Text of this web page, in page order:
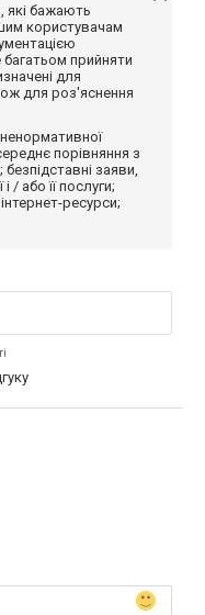
які бажають
користувачам
прийняти
для
для роз'яснення
порівняння з
заяви,
/ або її послуги;
ресурси;